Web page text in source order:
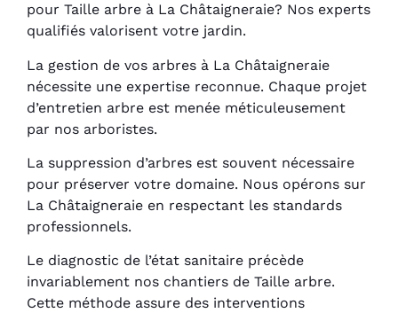
pour Taille arbre à La Châtaigneraie? Nos experts
qualifiés valorisent votre jardin.
La gestion de vos arbres à La Châtaigneraie
nécessite une expertise reconnue. Chaque projet
d’entretien arbre est menée méticuleusement
par nos arboristes.
La suppression d’arbres est souvent nécessaire
pour préserver votre domaine. Nous opérons sur
La Châtaigneraie en respectant les standards
professionnels.
Le diagnostic de l’état sanitaire précède
invariablement nos chantiers de Taille arbre.
Cette méthode assure des interventions